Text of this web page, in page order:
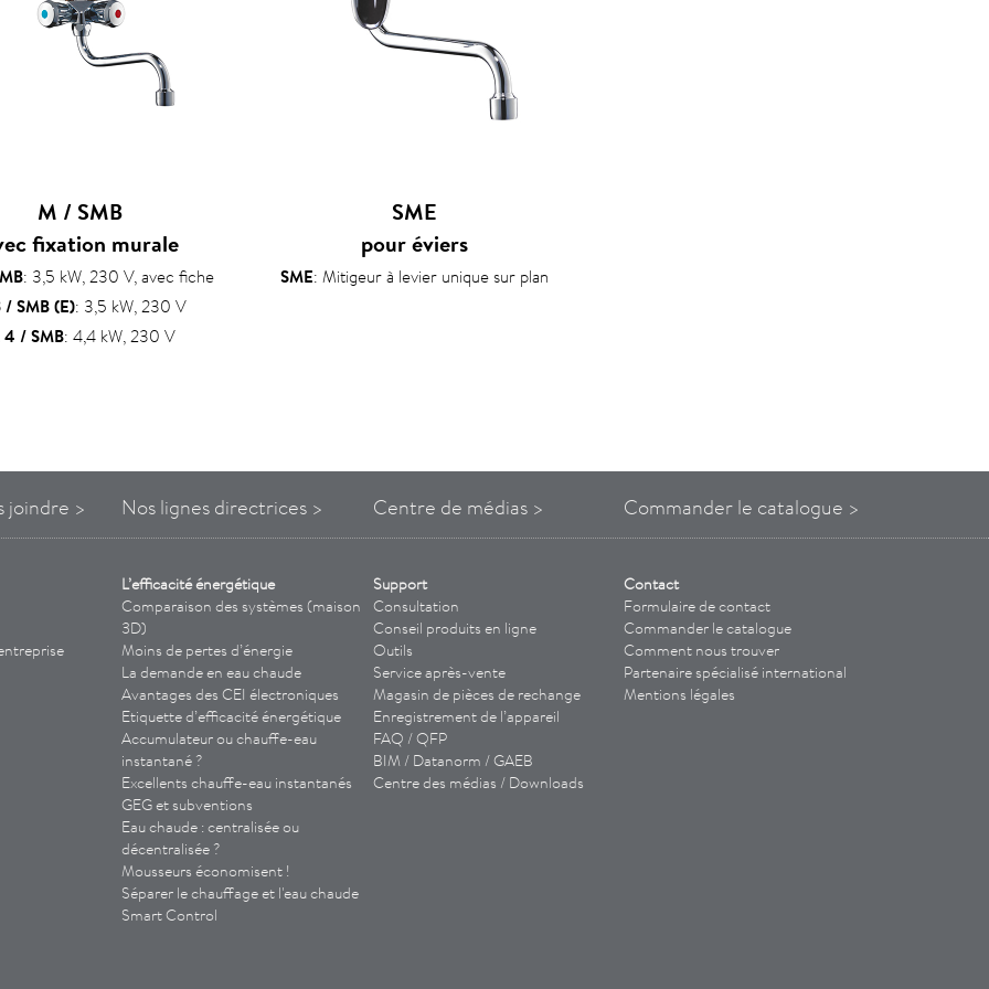
M / SMB
fixation murale
: 3,5 kW, 230 V, avec fiche
/ SMB (E): 3,5 kW, 230 V
/ SMB: 4,4 kW, 230 V
SME
pour éviers
SME: Mitigeur à levier unique sur plan
joindre > Nos lignes directrices > Centre de médias > Commander le catalogue >
L’efficacité énergétique
Comparaison des systèmes (maison
3D)
Moins de pertes d’énergie
La demande en eau chaude
Avantages des CEIélectroniques
Etiquette d’efficacité énergétique
Accumulateur ou chauffe-eau
instantané ?
Excellents chauffe-eau instantanés
GEG et subventions
Eau chaude : centralisée ou
décentralisée ?
Mousseurs économisent !
Séparer le chauffage et l'eau chaude
Smart Control
Support
Consultation
Conseil produits en ligne
Outils
Service après-vente
Magasin de pièces de rechange
Enregistrement de l’appareil
FAQ / QFP
BIM / Datanorm / GAEB
Centre des médias / Downloads
Contact
Formulaire de contact
Commander le catalogue
Comment nous trouver
Partenaire spécialisé international
Mentions légales